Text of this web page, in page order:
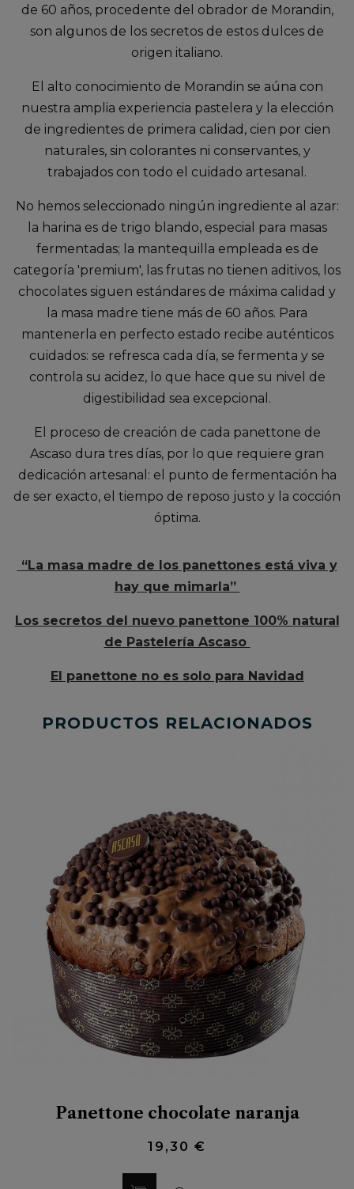
de 60 años, procedente del obrador de Morandin,
son algunos de los secretos de estos dulces de
origen italiano.
El alto conocimiento de Morandin se aúna con
nuestra amplia experiencia pastelera y la elección
de ingredientes de primera calidad, cien por cien
naturales, sin colorantes ni conservantes, y
trabajados con todo el cuidado artesanal.
No hemos seleccionado ningún ingrediente al azar:
la harina es de trigo blando, especial para masas
fermentadas; la mantequilla empleada es de
categoría 'premium', las frutas no tienen aditivos, los
chocolates siguen estándares de máxima calidad y
la masa madre tiene más de 60 años. Para
mantenerla en perfecto estado recibe auténticos
cuidados: se refresca cada día, se fermenta y se
controla su acidez, lo que hace que su nivel de
digestibilidad sea excepcional.
El proceso de creación de cada panettone de
Ascaso dura tres días, por lo que requiere gran
dedicación artesanal: el punto de fermentación ha
de ser exacto, el tiempo de reposo justo y la cocción
óptima.
“La masa madre de los panettones está viva y
hay que mimarla”
Los secretos del nuevo panettone 100% natural
de Pastelería Ascaso
El panettone no es solo para Navidad
PRODUCTOS RELACIONADOS
Panettone chocolate naranja
19,30 €